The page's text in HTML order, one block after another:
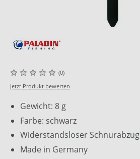
(0)
Jetzt Produkt bewerten
Gewicht: 8 g
Farbe: schwarz
Widerstandsloser Schnurabzug
Made in Germany